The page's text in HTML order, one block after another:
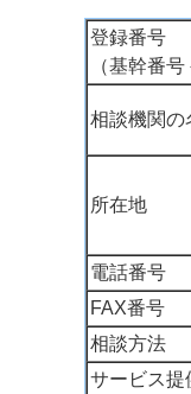
登録番号
（基幹番
相談機関の
所在地
電話番号
FAX番号
相談方法
サービス